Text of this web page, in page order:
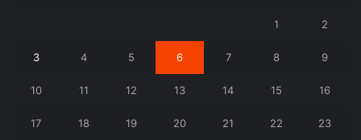
1 2
3 4 5 6 7 8 9
10 11 12 13 14 15 16
17 18 19 20 21 22 23